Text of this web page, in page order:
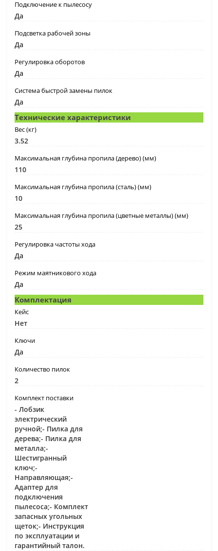
Подключение к пылесосу
Да
Подсветка рабочей зоны
Да
Регулировка оборотов
Да
Система быстрой замены пилок
Да
Технические характеристики
Вес (кг)
3.52
Максимальная глубина пропила (дерево) (мм)
110
Максимальная глубина пропила (сталь) (мм)
10
Максимальная глубина пропила (цветные металлы) (мм)
25
Регулировка частоты хода
Да
Режим маятникового хода
Да
Комплектация
Кейс
Нет
Ключи
Да
Количество пилок
2
Комплект поставки
- Лобзик
электрический
ручной;- Пилка для
дерева;- Пилка для
металла;-
Шестигранный
ключ;-
Направляющая;-
Адаптер для
подключения
пылесоса;- Комплект
запасных угольных
щеток;- Инструкция
по эксплуатации и
гарантийный талон.